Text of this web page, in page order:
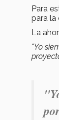
Para
para la
La
"Yo